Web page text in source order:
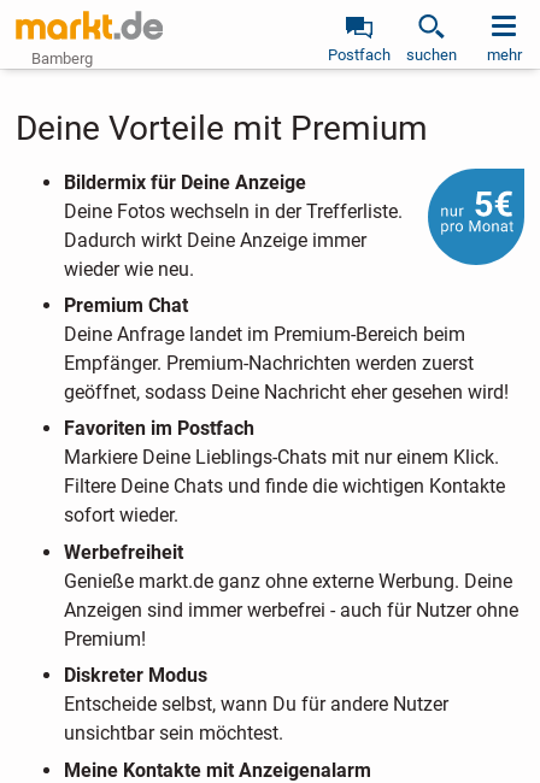
Bamberg Postfach suchen mehr
Deine Vorteile mit Premium
Bildermix für Deine Anzeige
Deine Fotos wechseln in der Trefferliste.
Dadurch wirkt Deine Anzeige immer
wieder wie neu.
Premium Chat
Deine Anfrage landet im Premium-Bereich beim
Empfänger. Premium-Nachrichten werden zuerst
geöffnet, sodass Deine Nachricht eher gesehen wird!
Favoriten im Postfach
Markiere Deine Lieblings-Chats mit nur einem Klick.
Filtere Deine Chats und finde die wichtigen Kontakte
sofort wieder.
Werbefreiheit
Genieße markt.de ganz ohne externe Werbung. Deine
Anzeigen sind immer werbefrei - auch für Nutzer ohne
Premium!
Diskreter Modus
Entscheide selbst, wann Du für andere Nutzer
unsichtbar sein möchtest.
Meine Kontakte mit Anzeigenalarm